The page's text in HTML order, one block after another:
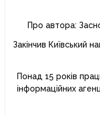
Про автора:
Закінчив Київський
Понад 15 років
інформаційних